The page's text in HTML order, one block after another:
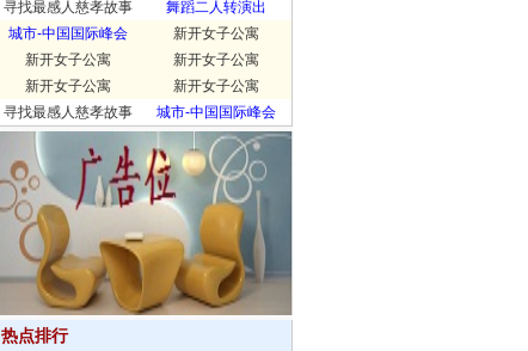
寻找最感人慈孝故事
舞蹈二人转演出
城市-中国国际峰会
新开女子公寓
新开女子公寓
新开女子公寓
新开女子公寓
新开女子公寓
寻找最感人慈孝故事
城市-中国国际峰会
热点排行